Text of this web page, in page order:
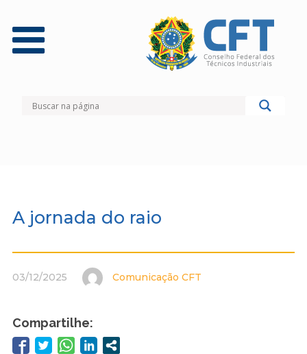
A jornada do raio
03/12/2025 Comunicação CFT
Compartilhe: